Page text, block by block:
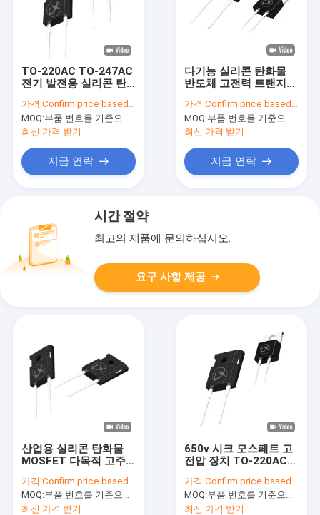
TO-220AC TO-247AC
전기 발전용 실리콘 탄
가격:Confirm price based on part number
MOQ:부품 번호를 기준으로 수량 확인
최신 가격 받기
지금 연락
다기능 실리콘 탄화물
반도체 고전력 트랜지스
가격:Confirm price based on part number
MOQ:부품 번호를 기준으로 수량 확인
최신 가격 받기
지금 연락
시간 절약
최고의 제품에 문의하십시오.
요구 사항 제공
산업용 실리콘 탄화물
MOSFET 다목적 고주
가격:Confirm price based on part number
MOQ:부품 번호를 기준으로 수량 확인
최신 가격 받기
650v 시크 모스페트 고
전압 장치 TO-220AC
가격:Confirm price based on part number
MOQ:부품 번호를 기준으로 수량 확인
최신 가격 받기